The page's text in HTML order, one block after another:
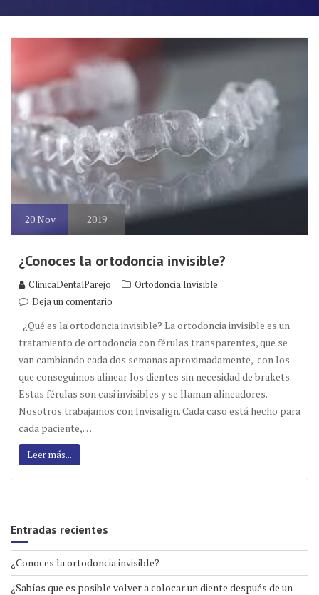
20Nov 2019
¿Conoces la ortodoncia invisible?
ClinicaDentalParejo
Ortodoncia Invisible
Deja un comentario
¿Qué es la ortodoncia invisible? La ortodoncia invisible es un
tratamiento de ortodoncia con férulas transparentes, que se
van cambiando cada dos semanas aproximadamente, con los
que conseguimos alinear los dientes sin necesidad de brakets.
Estas férulas son casi invisibles y se llaman alineadores.
Nosotros trabajamos con Invisalign. Cada caso está hecho para
cada paciente,…
Leer más...
Entradas recientes
¿Conoces la ortodoncia invisible?
¿Sabías que es posible volver a colocar un diente después de un